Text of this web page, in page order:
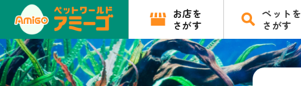
お店を
さがす
ペットを
さがす